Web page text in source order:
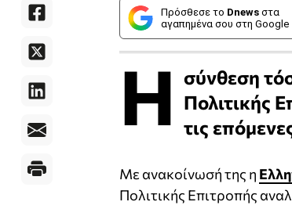
Πρόσθεσε το Dnews στα
αγαπημένα σου στη Google
Η σύνθεση
Πολιτικής
τις
Με ανακοίνωσή της η
Πολιτικής Επιτροπής